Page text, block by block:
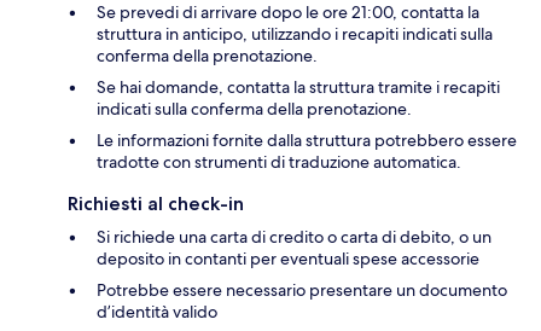
Se prevedi di arrivare dopo le ore 21:00, contatta la
struttura in anticipo, utilizzando i recapiti indicati sulla
conferma della prenotazione.
Se hai domande, contatta la struttura tramite i recapiti
indicati sulla conferma della prenotazione.
Le informazioni fornite dalla struttura potrebbero essere
tradotte con strumenti di traduzione automatica.
Richiesti al check-in
Si richiede una carta di credito o carta di debito, o un
deposito in contanti per eventuali spese accessorie
Potrebbe essere necessario presentare un documento
d’identità valido